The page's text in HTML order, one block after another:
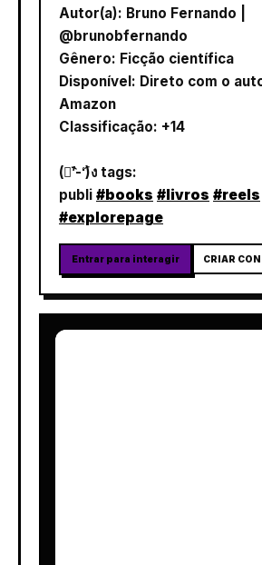
Autor(a): Bruno Fernando |
@brunobfernando
Gênero: Ficção científica
Disponível: Direto com o
Amazon
Classificação: +14
(ง︡’-‘︠)ง tags:
publi #books #livros #reels
#explorepage
Entrar para interagir CRIAR